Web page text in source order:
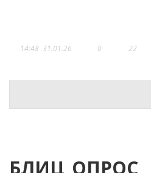
14:48 31.01.26 0 22
БЛИЦ_ОПРОС